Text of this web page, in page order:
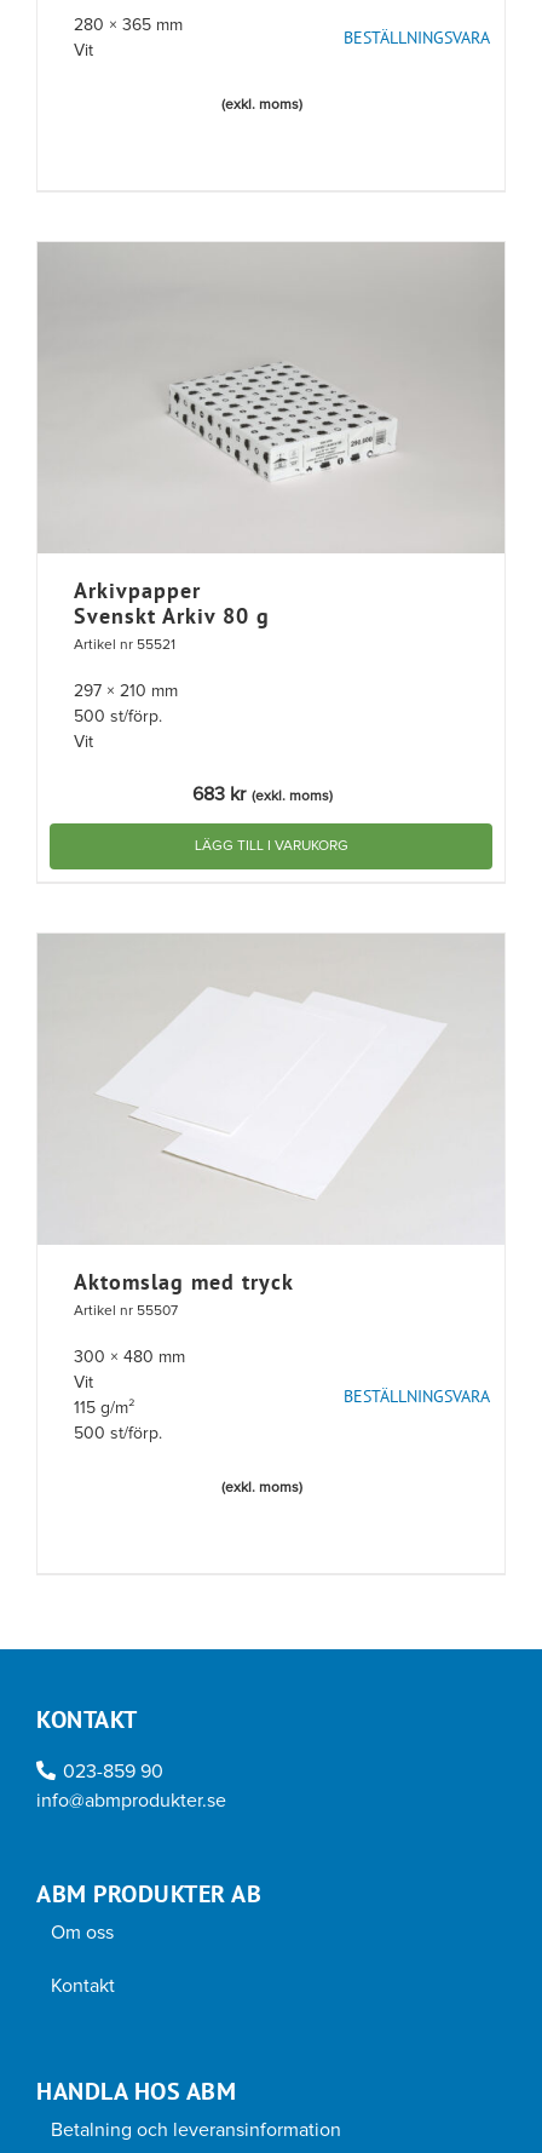
280 × 365 mm
Vit
BESTÄLLNINGSVARA
(exkl. moms)
Arkivpapper
Svenskt Arkiv 80 g
Artikel nr 55521
297 × 210 mm
500 st/förp.
Vit
683 kr (exkl. moms)
LÄGG TILL I VARUKORG
Aktomslag med tryck
Artikel nr 55507
300 × 480 mm
Vit
115 g/m²
500 st/förp.
BESTÄLLNINGSVARA
(exkl. moms)
KONTAKT
023-859 90
info@abmprodukter.se
ABM PRODUKTER AB
Om oss
Kontakt
HANDLA HOS ABM
Betalning och leveransinformation